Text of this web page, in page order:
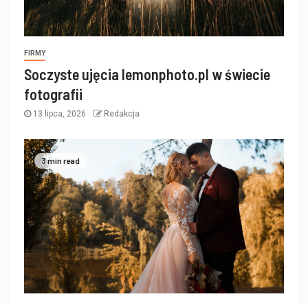
FIRMY
Soczyste ujęcia lemonphoto.pl w świecie
fotografii
13 lipca, 2026 Redakcja
3 min read